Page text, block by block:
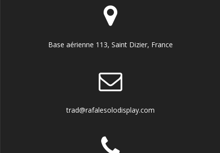
Base aérienne 113, Saint Dizier, France
trad@rafalesolodisplay.com